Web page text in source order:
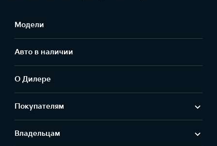
Модели
Авто в наличии
О Дилере
Покупателям
Владельцам